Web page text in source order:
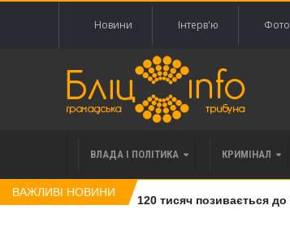
Новини Інтерв'ю Фото
ВЛАДА І ПОЛІТИКА КРИМІНАЛ
ВАЖЛИВІ НОВИНИ
права вимоги за 120 тисяч позивається до